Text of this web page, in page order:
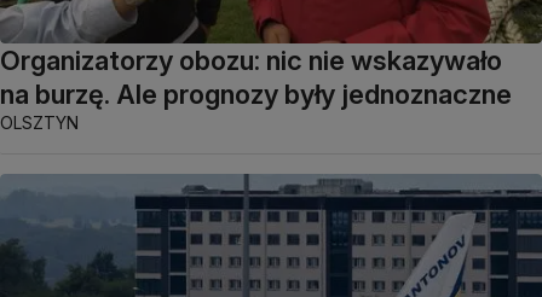
Organizatorzy obozu: nic nie wskazywało
na burzę. Ale prognozy były jednoznaczne
OLSZTYN